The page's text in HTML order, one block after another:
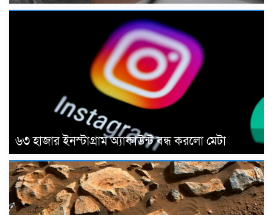
৬৩ হাজার ইনস্টাগ্রাম অ্যাকাউন্ট বন্ধ করলো মেটা